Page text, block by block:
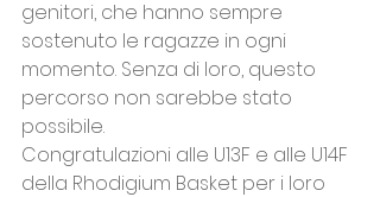
genitori, che hanno sempre
sostenuto le ragazze in ogni
momento. Senza di loro, questo
percorso non sarebbe stato
possibile.
Congratulazioni alle U13F e alle U14F
della Rhodigium Basket per i loro